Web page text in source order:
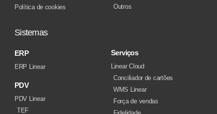
Política de cookies
Outros
Sistemas
ERP
ERP Linear
PDV
PDV Linear
TEF
Serviços
Linear Cloud
Conciliador de cartões
WMS Linear
Força de vendas